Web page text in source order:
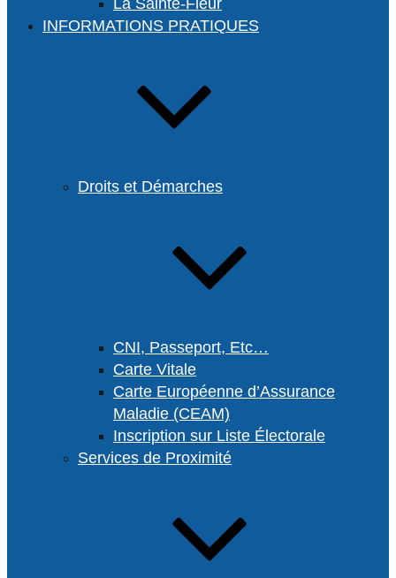
La Sainte-Fleur
INFORMATIONS PRATIQUES
Droits et Démarches
CNI, Passeport, Etc…
Carte Vitale
Carte Européenne d’Assurance
Maladie (CEAM)
Inscription sur Liste Électorale
Services de Proximité